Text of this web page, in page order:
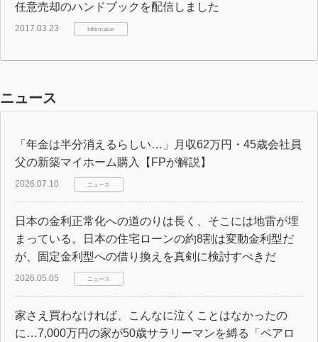
任意売却のハンドブックを配信しました
2017.03.23 Information
ニュース
「年金は半分消えるらしい…」月収62万円・45歳会社員
父の新築マイホーム購入【FPが解説】
2026.07.10 ニュース
日本の金利正常化への道のりは長く、そこには地雷が埋
まっている。日本の住宅ローンの約8割は変動金利型だ
が、固定金利型への借り換えを真剣に検討すべきだ
2026.05.05 ニュース
家さえ買わなければ、こんなに泣くことはなかったの
に…7,000万円の家が50歳サラリーマンを縛る「ペアロ